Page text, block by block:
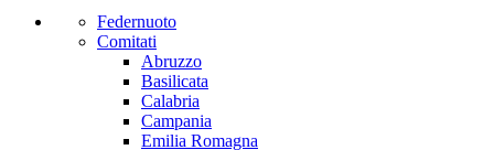
Federnuoto
Comitati
Abruzzo
Basilicata
Calabria
Campania
Emilia Romagna